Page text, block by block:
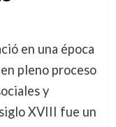
en una época
pleno proceso
y
XVIII fue un